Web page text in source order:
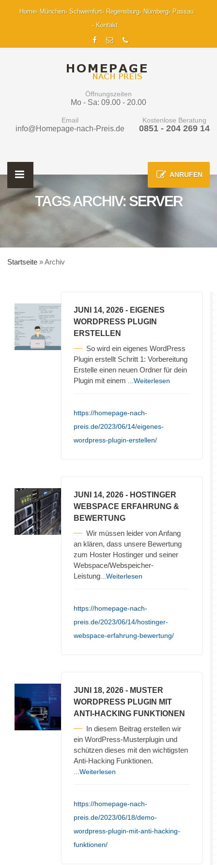
Home München Schweinfurt Regensburg Nürnberg
Passau
Kontakt
Öffnungszeiten
Mo - Sa: 09.00 - 20.00
Email
info@Homepage-nach-Preis.de
Kostenlose Beratung
0851 - 204 269 14
ANRUFEN
TAGS ARCHIV: SERVER
Startseite »Archiv
JUNI 14, 2026 - EIGENES
WORDPRESS PLUGIN
ERSTELLEN
So wird ein eigenes WordPress
Plugin erstellt Schritt 1: Vorbereitung
Erstelle einen neuen Ordner für dein
Plugin mit einem
...Weiterlesen
https://homepage-nach-
preis.de/2023/06/14/eigenes-
wordpress-plugin-erstellen/
JUNI 14, 2026 - HOSTINGER
WEBSPACE ERFAHRUNG &
BEWERTUNG
Wir müssen leider von Anfang
an klären, dass unsere Bewertung
zum Hoster Hostinger und seiner
Webspace/Webspeicher-
Leistung ...Weiterlesen
https://homepage-nach-
preis.de/2023/06/14/hostinger-
webspace-erfahrung-bewertung/
JUNI 18, 2026 - MUSTER
WORDPRESS PLUGIN MIT
ANTI-HACKING FUNKTIONEN
In diesem Beitrag erstellen wir
ein WordPress-Musterplugin und
schützen dieses mit den wichtigsten
Anti-Hacking Funktionen.
...Weiterlesen
https://homepage-nach-
preis.de/2023/06/18/demo-
wordpress-plugin-mit-anti-hacking-
funktionen/